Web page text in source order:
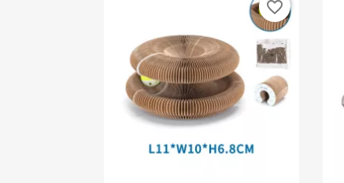
favorite_border